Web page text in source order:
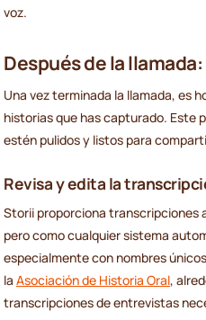
voz.
Después de la
Una vez terminada la llamada, es
historias que has capturado. Este
estén pulidos y listos para
Revisa y edita la
Storii proporciona transcripciones
pero como cualquier sistema
especialmente con nombres
la Asociación de Historia Oral,
transcripciones de entrevistas